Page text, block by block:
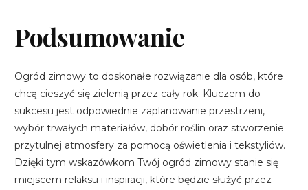
Podsumowanie
Ogród zimowy to doskonałe rozwiązanie dla osób, które
chcą cieszyć się zielenią przez cały rok. Kluczem do
sukcesu jest odpowiednie zaplanowanie przestrzeni,
wybór trwałych materiałów, dobór roślin oraz stworzenie
przytulnej atmosfery za pomocą oświetlenia i tekstyliów.
Dzięki tym wskazówkom Twój ogród zimowy stanie się
miejscem relaksu i inspiracji, które będzie służyć przez